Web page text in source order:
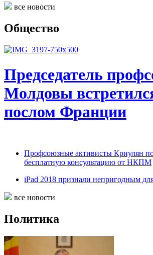
все новости
Общество
Председатель
Молдовы
послом Франции
Профсоюзные активисты Криулян
бесплатную консультацию от НКПМ
iPad 2018 признали непригодным
все новости
Политика